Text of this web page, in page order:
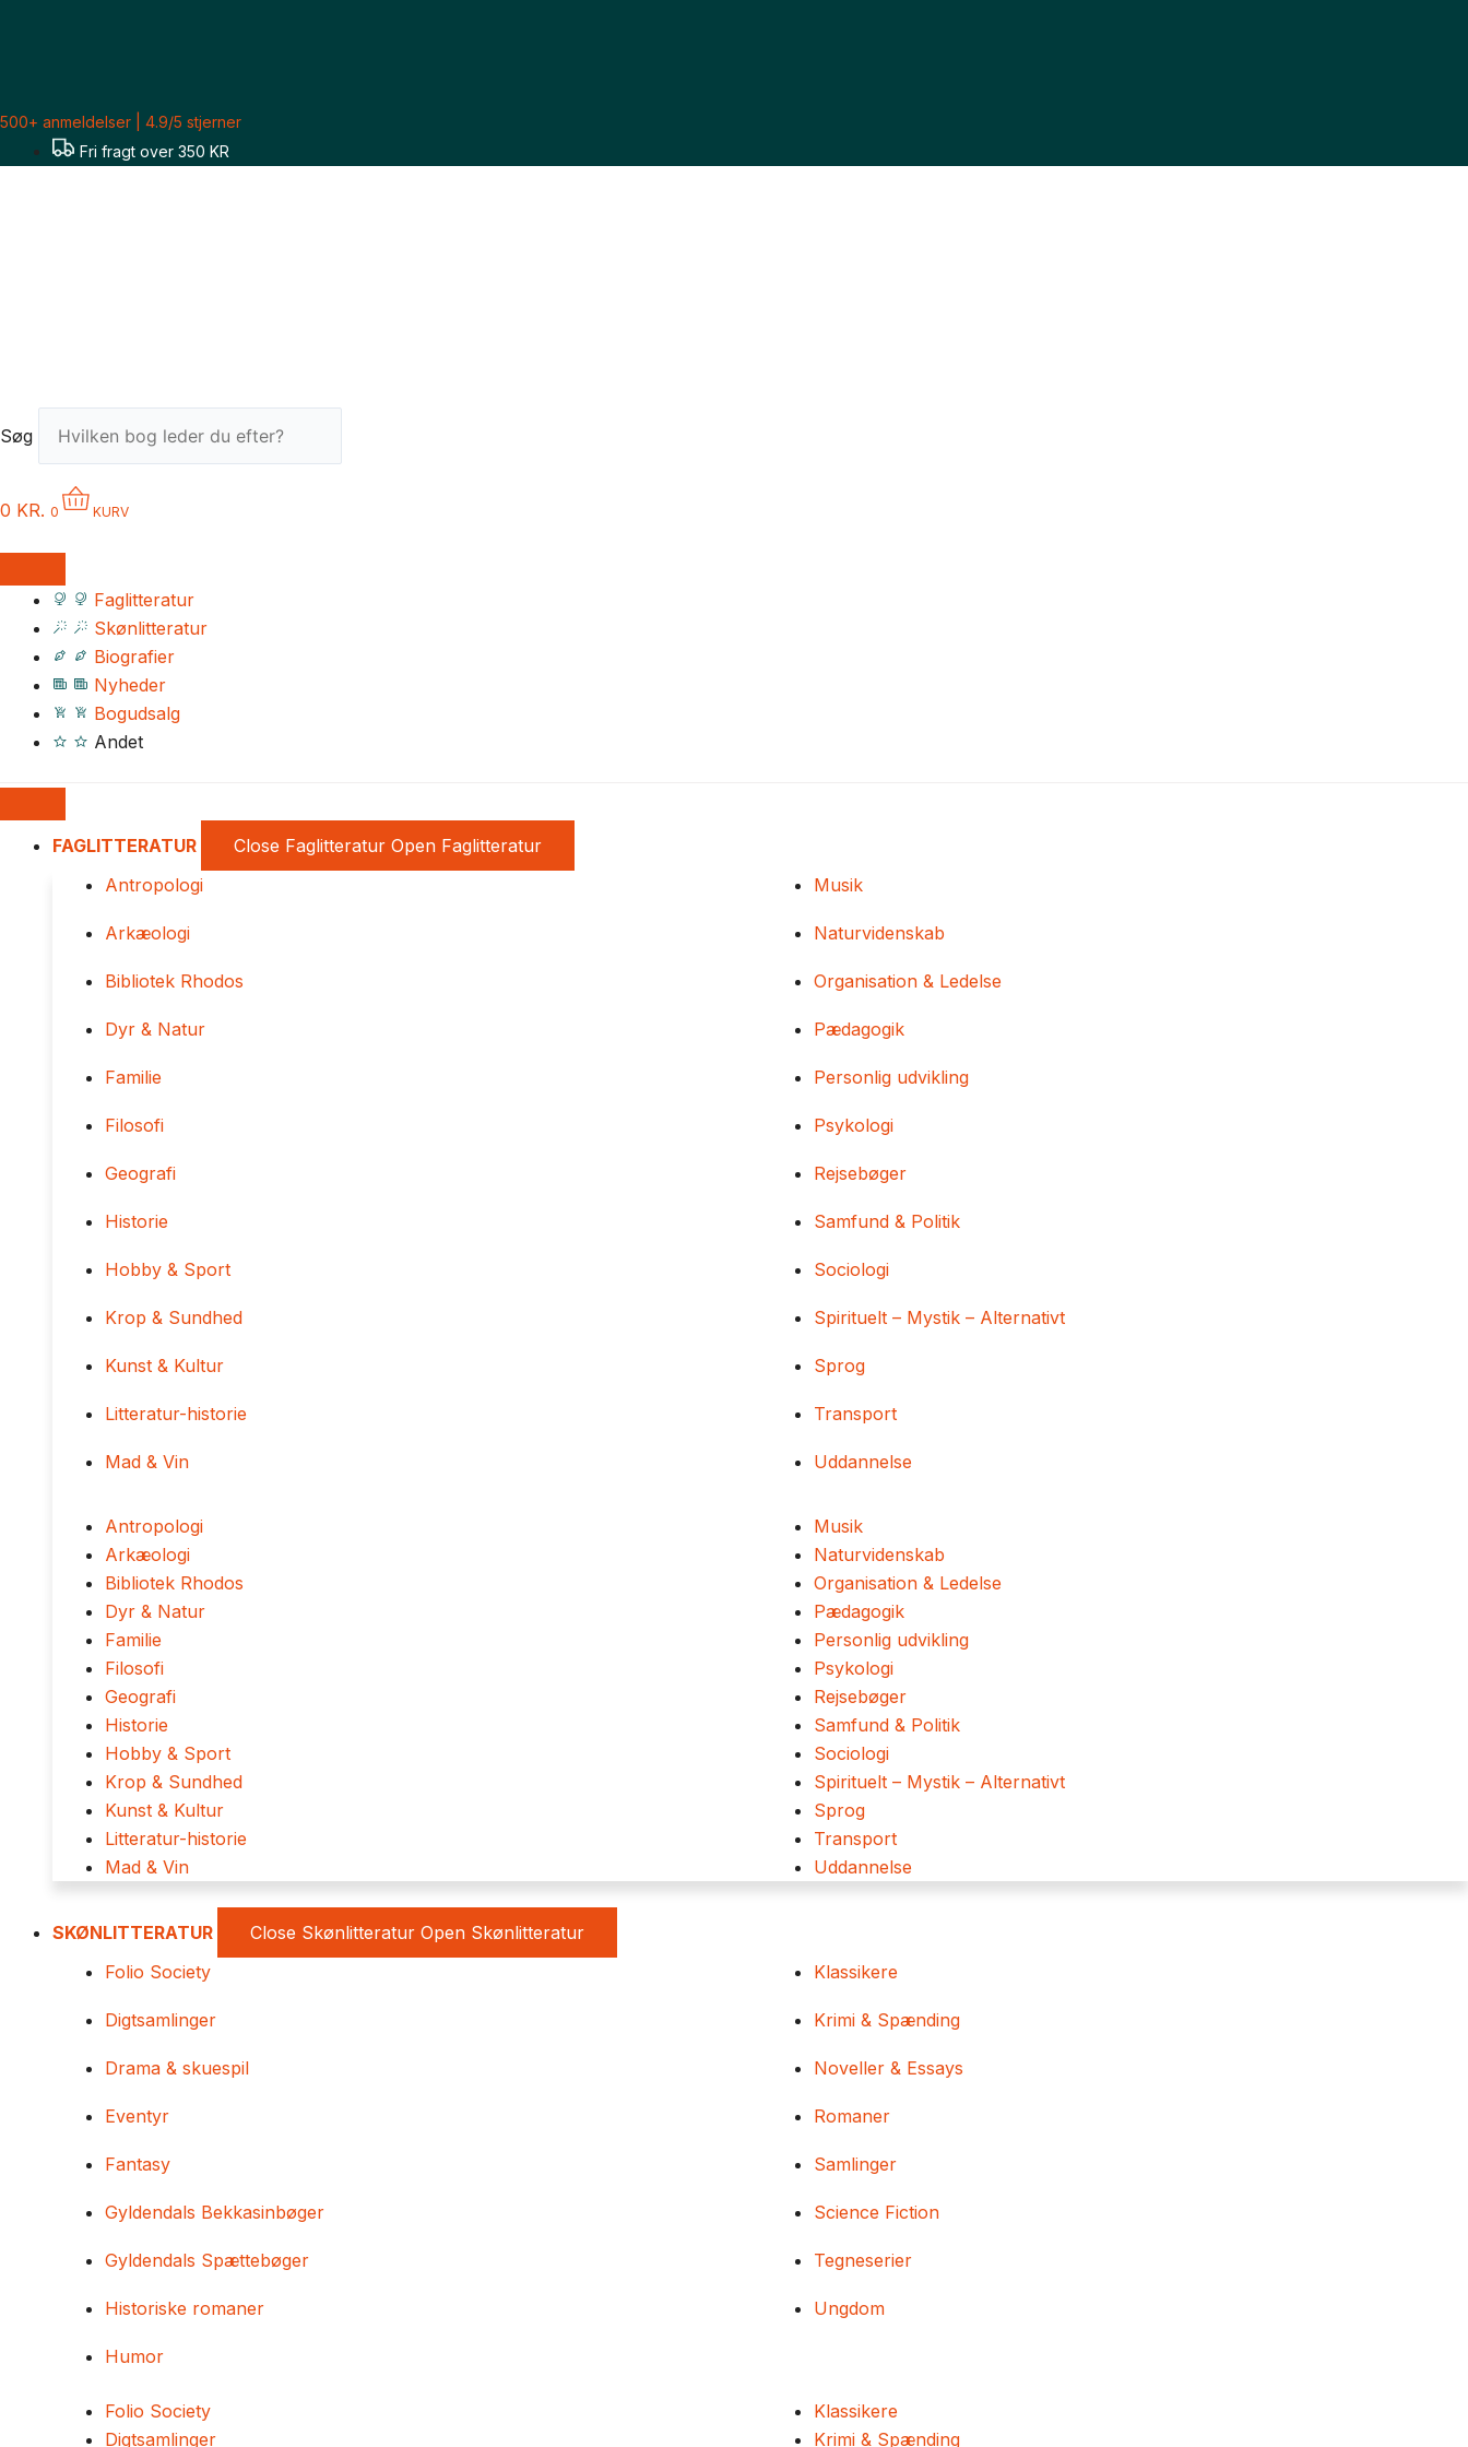
500+ anmeldelser | 4.9/5 stjerner
Fri fragt over 350 KR
Søg
0 KR. 0 KURV
Faglitteratur
Skønlitteratur
Biografier
Nyheder
Bogudsalg
Andet
FAGLITTERATUR Close Faglitteratur Open Faglitteratur
Antropologi
Arkæologi
Bibliotek Rhodos
Dyr & Natur
Familie
Filosofi
Geografi
Historie
Hobby & Sport
Krop & Sundhed
Kunst & Kultur
Litteratur-historie
Mad & Vin
Musik
Naturvidenskab
Organisation & Ledelse
Pædagogik
Personlig udvikling
Psykologi
Rejsebøger
Samfund & Politik
Sociologi
Spirituelt – Mystik – Alternativt
Sprog
Transport
Uddannelse
Antropologi
Arkæologi
Bibliotek Rhodos
Dyr & Natur
Familie
Filosofi
Geografi
Historie
Hobby & Sport
Krop & Sundhed
Kunst & Kultur
Litteratur-historie
Mad & Vin
Musik
Naturvidenskab
Organisation & Ledelse
Pædagogik
Personlig udvikling
Psykologi
Rejsebøger
Samfund & Politik
Sociologi
Spirituelt – Mystik – Alternativt
Sprog
Transport
Uddannelse
SKØNLITTERATUR Close Skønlitteratur Open Skønlitteratur
Folio Society
Digtsamlinger
Drama & skuespil
Eventyr
Fantasy
Gyldendals Bekkasinbøger
Gyldendals Spættebøger
Historiske romaner
Humor
Klassikere
Krimi & Spænding
Noveller & Essays
Romaner
Samlinger
Science Fiction
Tegneserier
Ungdom
Folio Society
Digtsamlinger
Klassikere
Krimi & Spænding